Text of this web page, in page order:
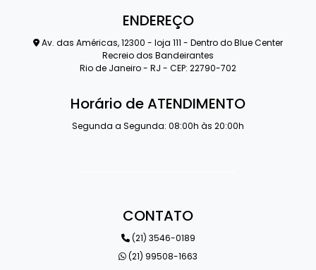
ENDEREÇO
Av. das Américas, 12300 - loja 111 - Dentro do Blue Center
Recreio dos Bandeirantes
Rio de Janeiro - RJ - CEP: 22790-702
Horário de ATENDIMENTO
Segunda a Segunda: 08:00h às 20:00h
CONTATO
(21) 3546-0189
(21) 99508-1663